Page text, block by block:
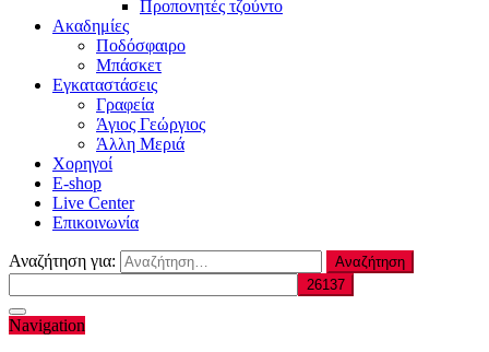
Προπονητές τζούντο
Ακαδημίες
Ποδόσφαιρο
Μπάσκετ
Εγκαταστάσεις
Γραφεία
Άγιος Γεώργιος
Άλλη Μεριά
Χορηγοί
E-shop
Live Center
Επικοινωνία
Αναζήτηση για:
Navigation